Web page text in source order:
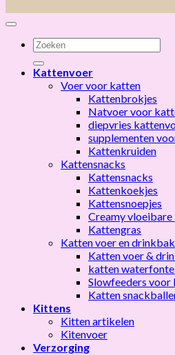
Zoeken
naar:
Kattenvoer
Voer voor katten
Kattenbrokjes
Natvoer voor
diepvries
supplementen
Kattenkruiden
Kattensnacks
Kattensnacks
Kattenkoekjes
Kattensnoepjes
Creamy
Kattengras
Katten voer en
Katten voer &
katten
Slowfeeders voor
Katten
Kittens
Kitten artikelen
Kitenvoer
Verzorging